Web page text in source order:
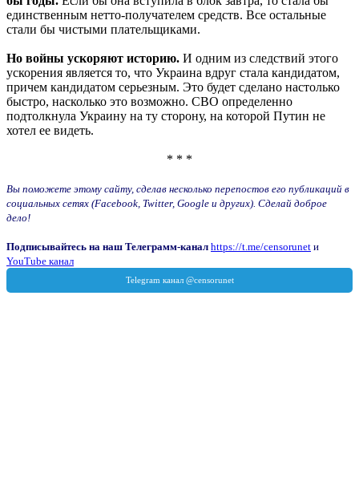
единственным нетто-получателем средств. Все остальные
стали бы чистыми плательщиками.
Но войны ускоряют историю. И одним из следствий этого
ускорения является то, что Украина вдруг стала кандидатом,
причем кандидатом серьезным. Это будет сделано настолько
быстро, насколько это возможно. СВО определенно
подтолкнула Украину на ту сторону, на которой Путин не
хотел ее видеть.
* * *
Вы поможете этому сайту, сделав несколько перепостов его публикаций в
социальных сетях (Facebook, Twitter, Google и других). Сделай доброе
дело!
Подписывайтесь на наш Телеграмм-канал https://t.me/censorunet и
YouTube канал